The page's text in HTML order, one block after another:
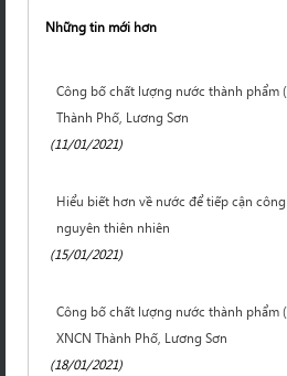
Những tin mới hơn
Công bố chất lượng nước thành phẩm
Thành Phố, Lương Sơn
(11/01/2021)
Hiểu biết hơn về nước để tiếp cận
nguyên thiên nhiên
(15/01/2021)
Công bố chất lượng nước thành phẩm
XNCN Thành Phố, Lương Sơn
(18/01/2021)